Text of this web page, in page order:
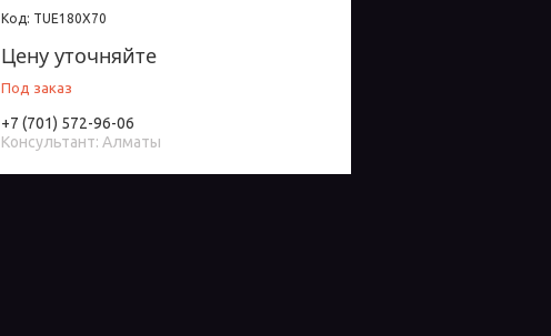
TUE180X70
Цену уточняйте
Под заказ
+7 (701) 572-96-06
Консультант: Алматы